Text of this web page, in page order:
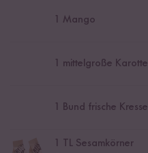
1 Mango
1 mittelgroße Karotte
1 Bund frische Kresse
TL Sesamkörner